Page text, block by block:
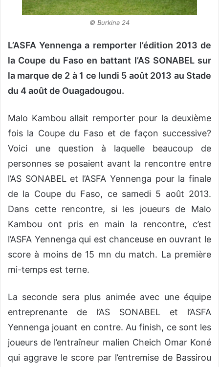
r
r
© Burkina 24
L’ASFA Yennenga a remporter l’édition 2013 de
la Coupe du Faso en battant l’AS SONABEL sur
la marque de 2 à 1 ce lundi 5 août 2013 au Stade
du 4 août de Ouagadougou.
Malo Kambou allait remporter pour la deuxième
fois la Coupe du Faso et de façon successive?
Voici une question à laquelle beaucoup de
personnes se posaient avant la rencontre entre
l’AS SONABEL et l’ASFA Yennenga pour la finale
de la Coupe du Faso, ce samedi 5 août 2013.
Dans cette rencontre, si les joueurs de Malo
Kambou ont pris en main la rencontre, c’est
l’ASFA Yennenga qui est chanceuse en ouvrant le
score à moins de 15 mn du match. La première
mi-temps est terne.
La seconde sera plus animée avec une équipe
entreprenante de l’AS SONABEL et l’ASFA
Yennenga jouant en contre. Au finish, ce sont les
joueurs de l’entraîneur malien Cheich Omar Koné
qui aggrave le score par l’entremise de Bassirou